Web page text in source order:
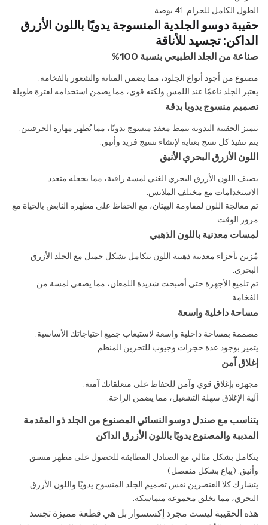
الطول الكامل للحزام: 41 بوصة
حقيبة دوسو الجلدية المنسوجة يدويًا باللون الأزرق
الداكن: تجسيد للأناقة
صناعة من الجلد الطبيعي بنسبة 100%
مصنوع من أجود أنواع الجلود، مما يضمن المتانة والشعور بالفخامة.
يعتبر الجلد ناعمًا عند اللمس ولكنه قوي، مما يضمن استخدامه لفترة طويلة.
تصميم منسوج يدويا بدقة
تتميز الحقيبة اليدوية بنمط معقد منسوج يدويًا، مما يُظهر مهارة الحرفيين.
يتم تنفيذ كل نسج بعناية لإنشاء نسيج فريد وأنيق.
اللون الأزرق البحري الأنيق
يضيف اللون الأزرق البحري الغني لمسة راقية، مما يجعله متعدد
الاستخدامات مع مختلف الملابس.
تم معالجة اللون لمقاومة البهتان، مع الحفاظ على مظهره النابض بالحياة مع
مرور الوقت.
لمسات معدنية باللون الذهبي
مُزين بأجزاء معدنية ذهبية اللون تتكامل بشكل جميل مع الجلد الأزرق
البحري.
تم تلميع الأجهزة حتى أصبحت شديدة اللمعان، مما يضفي لمسة من
الفخامة.
مساحة داخلية واسعة
مصممة بمساحة داخلية واسعة لاستيعاب جميع احتياجاتك الأساسية.
يتميز بوجود عدة حجرات وجيوب للتخزين المنظم.
إغلاق آمن
مجهزة بإغلاق قوي وآمن للحفاظ على متعلقاتك آمنة.
آلية الإغلاق سهلة التشغيل، مما يضمن الراحة.
يتناسب مع صندل دوسو النسائي المصنوع من الجلد ذو المقدمة
المدببة والمصنوع يدويًا باللون الأزرق الداكن
يتكامل بشكل مثالي مع الصنادل المطابقة للحصول على مظهر منسق
وأنيق. (يباع بشكل منفصل)
يتشارك كلا العنصرين نفس تصميم الجلد المنسوج يدويًا واللون الأزرق
البحري، مما يخلق مجموعة متماسكة.
هذه الحقيبة ليست مجرد إكسسوار بل هي قطعة مميزة تجسد